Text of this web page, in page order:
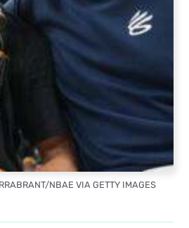
NBAE VIA GETTY IMAGES